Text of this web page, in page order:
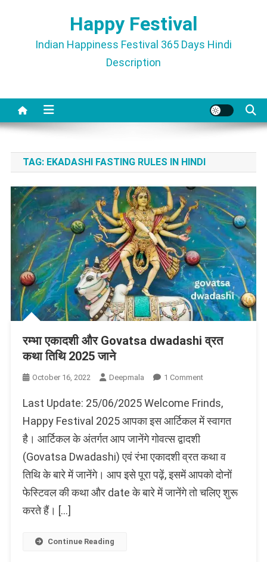
content
Happy Festival
Indian Happiness Festival 365 Days Hindi
Description
TAG: EKADASHI FASTING RULES IN HINDI
रम्भा एकादशी और Govatsa dwadashi व्रत
कथा तिथि 2025 जाने
October 16, 2022 Deepmala 1 CommentOn
एकादशी
और
व्रत
कथा
तिथि
2025
Last Update: 25/06/2025 Welcome Frinds,
Happy Festival 2025 आपका इस आर्टिकल में स्वागत
है। आर्टिकल के अंतर्गत आप जानेंगे गोवत्स द्वादशी
(Govatsa Dwadashi) एवं रंभा एकादशी व्रत कथा व
तिथि के बारे में जानेंगे। आप इसे पूरा पढ़ें, इसमें आपको दोनों
फेस्टिवल की कथा और date के बारे में जानेंगे तो चलिए शुरू
करते हैं। […]
Continue Reading